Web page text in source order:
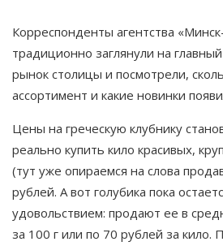
Корреспонденты агентства
традиционно заглянули на
рынок столицы и посмотрели,
ассортимент и какие новинки
Цены на греческую клубнику
реально купить кило красивых,
(тут уже опираемся на слова
рублей. А вот голубика пока
удовольствием: продают ее в
за 100 г или по 70 рублей за